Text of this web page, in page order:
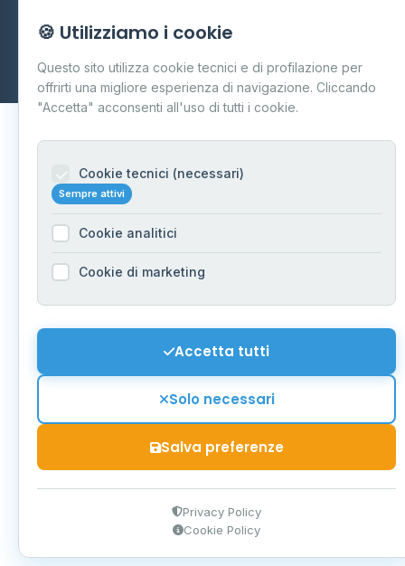
Carpi P.IVA 03859300364
Aggiornamento quotidiano
🍪 Utilizziamo i cookie
Questo sito utilizza cookie tecnici e di profilazione per
offrirti una migliore esperienza di navigazione. Cliccando
"Accetta" acconsenti all'uso di tutti i cookie.
Cookie tecnici (necessari)
Sempre attivi
Cookie analitici
Cookie di marketing
Accetta tutti
Solo necessari
Salva preferenze
Privacy Policy
Cookie Policy